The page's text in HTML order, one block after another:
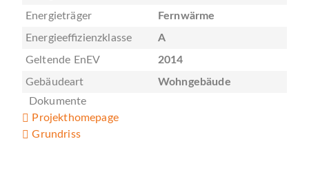
Energieträger
Fernwärme
Energieeffizienzklasse
A
Geltende EnEV
2014
Gebäudeart
Wohngebäude
Dokumente
Projekthomepage
Grundriss